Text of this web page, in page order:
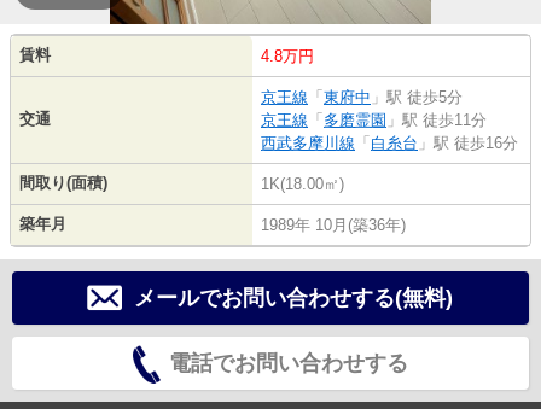
賃料 4.8万円
交通
京王線 「 東府中 」駅 徒歩5分
京王線 「 多磨霊園 」駅 徒歩11分
西武多摩川線 「 白糸台 」駅 徒歩16分
間取り(面積) 1K(18.00㎡)
築年月 1989年 10月(築36年)
メールでお問い合わせする(無料)
電話でお問い合わせする